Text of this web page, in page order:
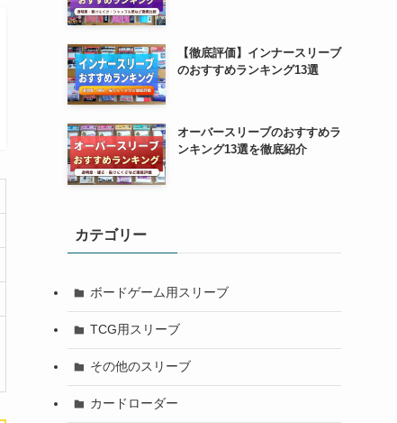
【徹底評価】インナースリーブ
のおすすめランキング13選
オーバースリーブのおすすめラ
ンキング13選を徹底紹介
カテゴリー
ボードゲーム用スリーブ
TCG用スリーブ
その他のスリーブ
カードローダー